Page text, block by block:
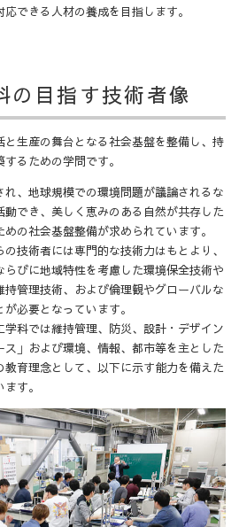
できる人材の養成を目指します。
の目指す技術者像
生産の舞台となる社会基盤を整備し、持
るための学問です。
、地球規模での環境問題が議論されるな
でき、美しく恵みのある自然が共存した
の社会基盤整備が求められています。
技術者には専門的な技術力はもとより、
びに地域特性を考慮した環境保全技術や
管理技術、および倫理観やグローバルな
必要となっています。
科では維持管理、防災、設計・デザイン
」および環境、情報、都市等を主とした
教育理念として、以下に示す能力を備えた
す。